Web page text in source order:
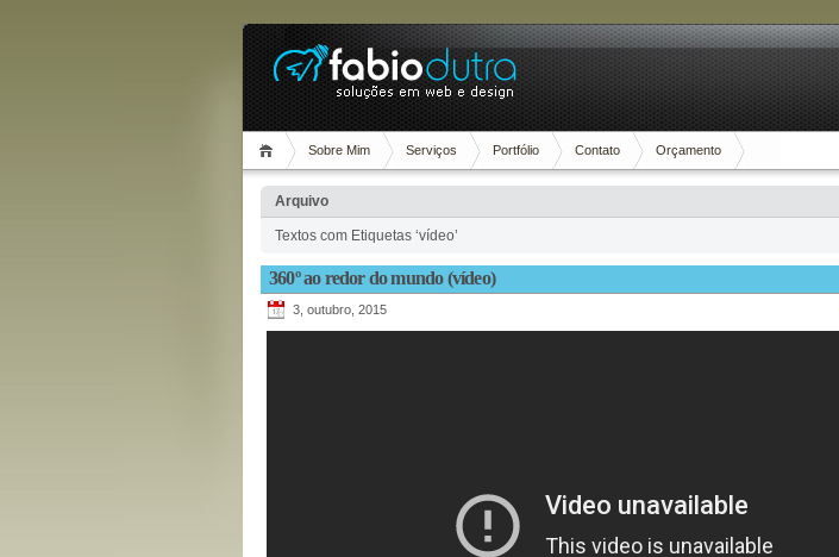
Sobre Mim Serviços Portfólio Contato Orçamento
Arquivo
Textos com Etiquetas ‘vídeo’
360º ao redor do mundo (vídeo)
3, outubro, 2015